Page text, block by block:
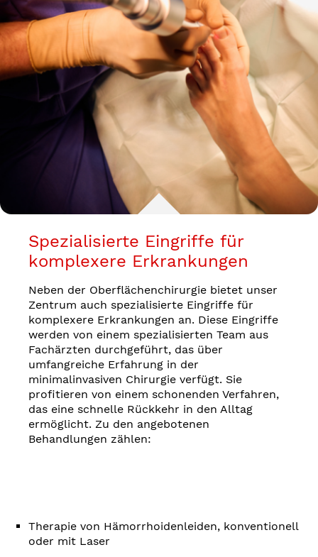
Spezialisierte Eingriffe für
komplexere Erkrankungen
Neben der Oberflächenchirurgie bietet unser
Zentrum auch spezialisierte Eingriffe für
komplexere Erkrankungen an. Diese Eingriffe
werden von einem spezialisierten Team aus
Fachärzten durchgeführt, das über
umfangreiche Erfahrung in der
minimalinvasiven Chirurgie verfügt. Sie
profitieren von einem schonenden Verfahren,
das eine schnelle Rückkehr in den Alltag
ermöglicht. Zu den angebotenen
Behandlungen zählen:
Therapie von Hämorrhoidenleiden, konventionell
oder mit Laser